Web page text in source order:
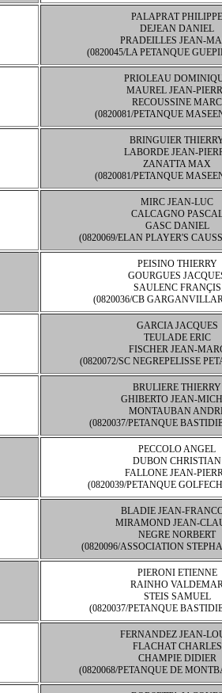
PALAPRAT PHILIPPE
DEJEAN DANIEL
PRADEILLES JEAN-
(0820045/LA PETANQUE
PRIOLEAU
MAUREL JEAN-
RECOUSSINE MARC
(0820081/PETANQUE
BRINGUIER
LABORDE JEAN-
ZANATTA MAX
(0820081/PETANQUE
MIRC JEAN-LUC
CALCAGNO
GASC DANIEL
(0820069/ELAN PLAYER'S
PEISINO THIERRY
GOURGUES
SAULENC FRANÇIS
(0820036/CB
GARCIA JACQUES
TEULADE ERIC
FISCHER JEAN-
(0820072/SC NEGREPELISSE
BRULIERE THIERRY
GHIBERTO JEAN-
MONTAUBAN
(0820037/PETANQUE
PECCOLO ANGEL
DUBON CHRISTIAN
FALLONE JEAN-
(0820039/PETANQUE
BLADIE JEAN-
MIRAMOND JEAN-
NEGRE NORBERT
(0820096/ASSOCIATION
PIERONI ETIENNE
RAINHO
STEIS SAMUEL
(0820037/PETANQUE
FERNANDEZ JEAN-
FLACHAT CHARLES
CHAMPIE DIDIER
(0820068/PETANQUE DE